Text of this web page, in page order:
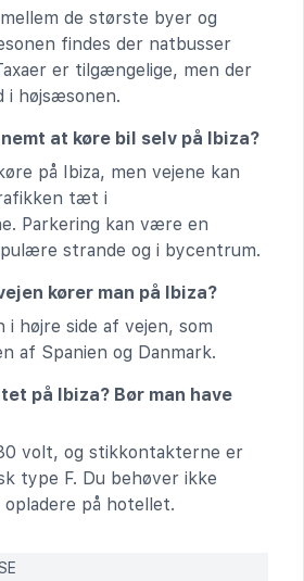
de største byer og
findes der natbusser
er tilgængelige, men der
i højsæsonen.
at køre bil selv på Ibiza?
på Ibiza, men vejene kan
tæt i
Parkering kan være en
strande og i bycentrum.
kører man på Ibiza?
i højre side af vejen, som
af Spanien og Danmark.
på Ibiza? Bør man have
volt, og stikkontakterne er
type F. Du behøver ikke
på hotellet.